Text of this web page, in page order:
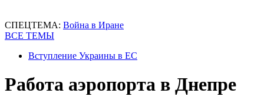
СПЕЦТЕМА: Война в Иране
ВСЕ ТЕМЫ
Вступление Украины в ЕС
Работа аэропорта в Днепре